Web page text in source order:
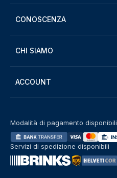
CONOSCENZA
CHI SIAMO
ACCOUNT
Modalità di pagamento disponibili
Servizi di spedizione disponibili